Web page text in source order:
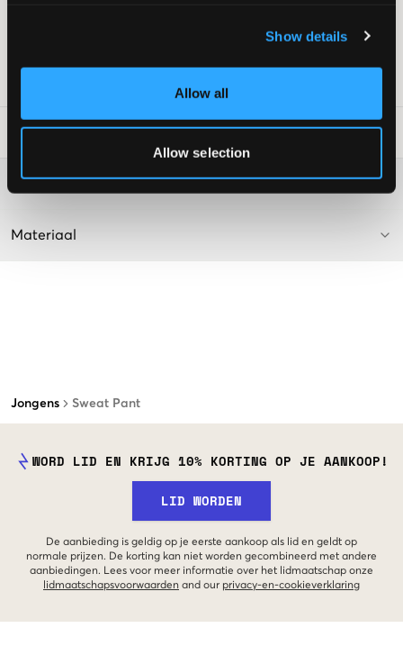
Show details
Allow all
Allow selection
Jongens Sweat Pant
Laundry Advice:
Washing advice
Materiaal
WORD LID EN KRIJG 10% KORTING OP JE AANKOOP!
LID WORDEN
De aanbieding is geldig op je eerste aankoop als lid en geldt op
normale prijzen. De korting kan niet worden gecombineerd met andere
aanbiedingen. Lees voor meer informatie over het lidmaatschap onze
lidmaatschapsvoorwaarden and our privacy-en-cookieverklaring